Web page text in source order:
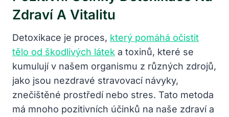
Zdraví A Vitalitu
Detoxikace je proces, který pomáhá očistit
tělo od škodlivých látek a toxinů, které se
kumulují v našem organismu z různých zdrojů,
jako jsou nezdravé stravovací návyky,
znečištěné prostředí nebo stres. Tato metoda
má mnoho pozitivních účinků na naše zdraví a